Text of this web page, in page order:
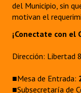
del Municipio, sin
motivan el
¡Conectate con el
Dirección: Libertad
■Mesa de Entrada:
■Subsecretaría de